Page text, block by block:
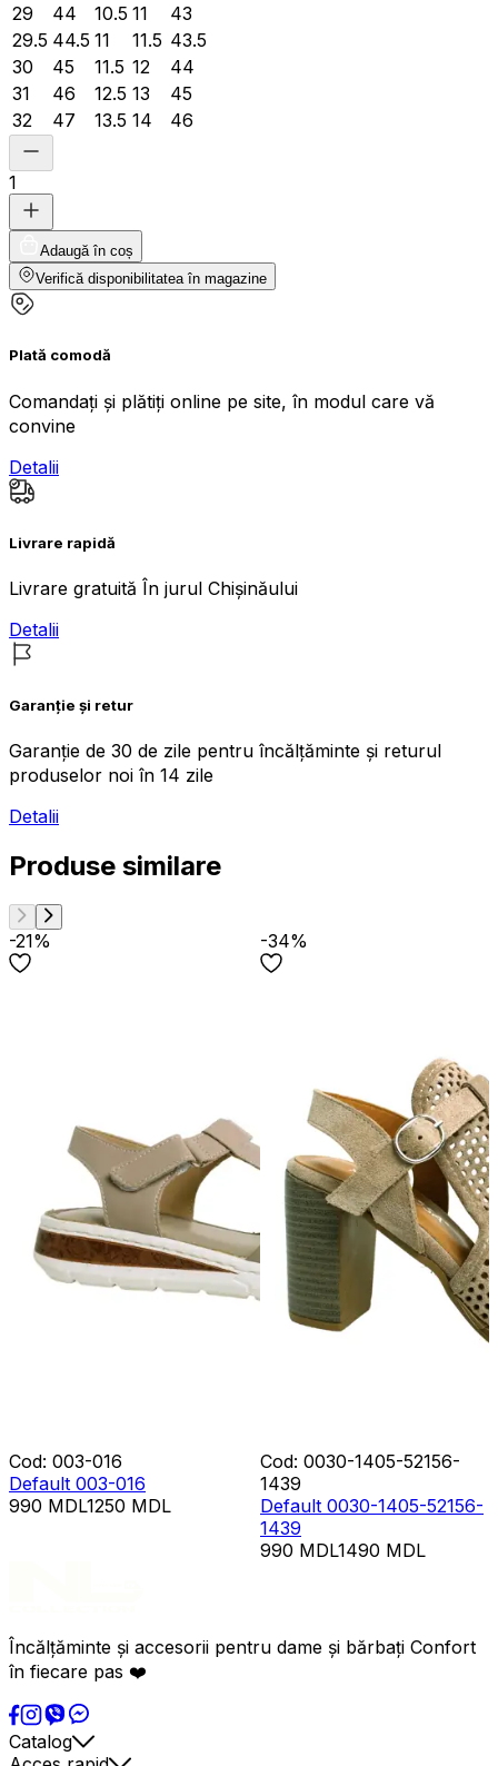
29
44 10.5 11
43
29.5 44.5 11 11.5 43.5
30
45 11.5 12
44
31
46 12.5 13
45
32
47 13.5 14 46
1
Adaugă în coș
Verifică disponibilitatea în magazine
Plată comodă
Comandați și plătiți online pe site, în modul care vă
convine
Detalii
Livrare rapidă
Livrare gratuită În jurul Chișinăului
Detalii
Garanție și retur
Garanție de 30 de zile pentru încălțăminte și returul
produselor noi în 14 zile
Detalii
Produse similare
-21%
Cod: 003-016
Default 003-016
990 MDL1250 MDL
-34%
Cod: 0030-1405-52156-
1439
Default 0030-1405-52156-
1439
990 MDL1490 MDL
Încălțăminte și accesorii pentru dame și bărbați Confort
în fiecare pas ❤️
Catalog